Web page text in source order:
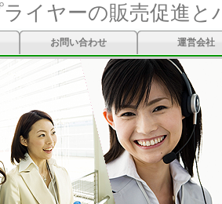
イヤーの販売促進
お問い合わせ 運営会社